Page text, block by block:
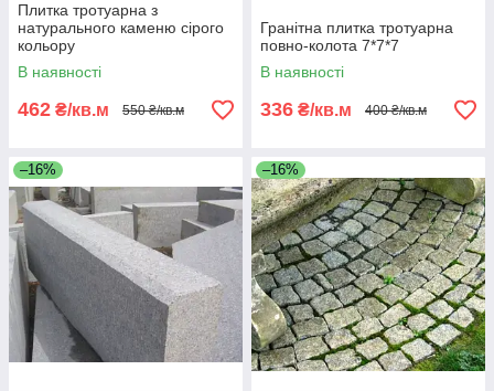
Плитка тротуарна з
натурального каменю сірого
кольору
В наявності
462 ₴/кв.м 550 ₴/кв.м
Гранітна плитка тротуарна
повно-колота 7*7*7
В наявності
336 ₴/кв.м 400 ₴/кв.м
–16% –16%